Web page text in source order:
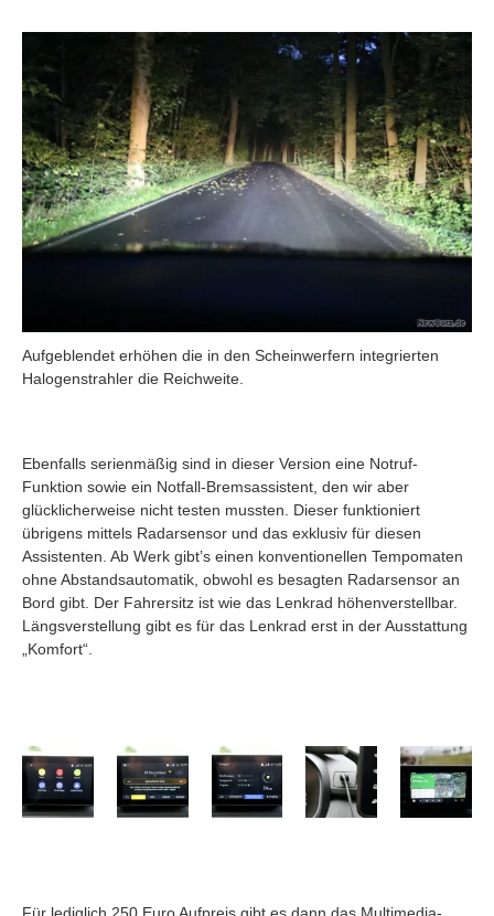
Aufgeblendet erhöhen die in den Scheinwerfern integrierten
Halogenstrahler die Reichweite.
Ebenfalls serienmäßig sind in dieser Version eine Notruf-
Funktion sowie ein Notfall-Bremsassistent, den wir aber
glücklicherweise nicht testen mussten. Dieser funktioniert
übrigens mittels Radarsensor und das exklusiv für diesen
Assistenten. Ab Werk gibt’s einen konventionellen Tempomaten
ohne Abstandsautomatik, obwohl es besagten Radarsensor an
Bord gibt. Der Fahrersitz ist wie das Lenkrad höhenverstellbar.
Längsverstellung gibt es für das Lenkrad erst in der Ausstattung
„Komfort“.